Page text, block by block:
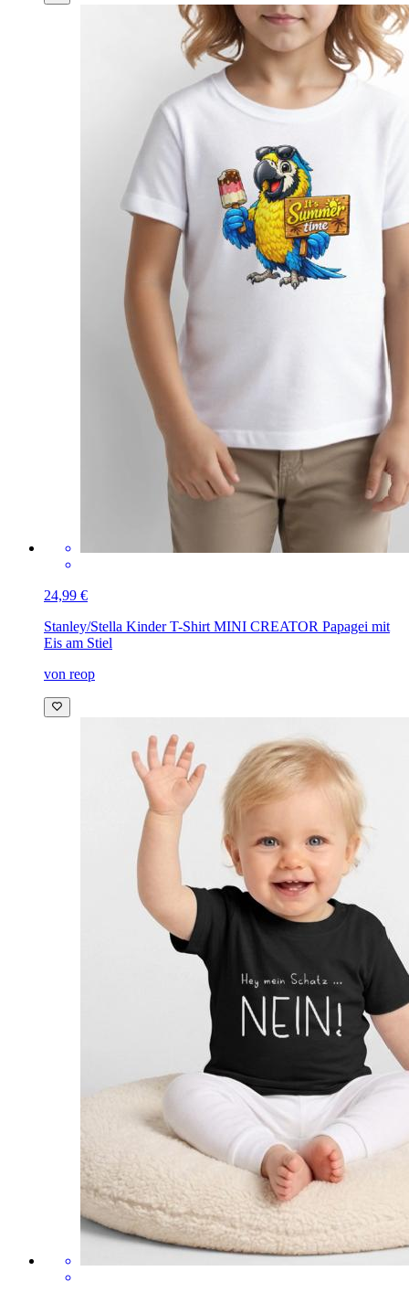
24,99 €
Stanley/Stella Kinder T-Shirt MINI CREATOR Papagei mit
Eis am Stiel
von reop